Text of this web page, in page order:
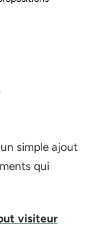
simple ajout
qui
visiteur